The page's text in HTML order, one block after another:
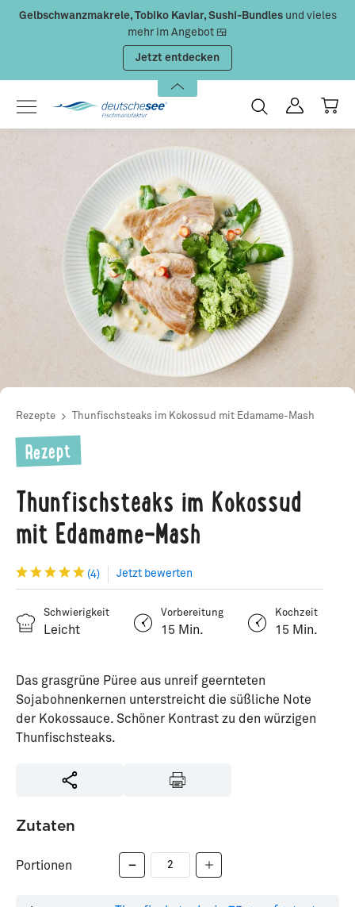
Zum Hauptinhalt springen
Gelbschwanzmakrele, Tobiko Kaviar, Sushi-Bundlesund vieles
mehr im Angebot 🍱
Jetzt entdecken
Rezepte Thunfischsteaks im Kokossud mit Edamame-Mash
Rezept
Thunfischsteaks im Kokossud
mit Edamame-Mash
(4) Jetzt bewerten
Schwierigkeit
Leicht
Vorbereitung
15 Min.
Kochzeit
15 Min.
Das grasgrüne Püree aus unreif geernteten
Sojabohnenkernen unterstreicht die süßliche Note
der Kokossauce. Schöner Kontrast zu den würzigen
Thunfischsteaks.
Zutaten
Portionen